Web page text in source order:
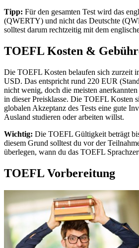
Tipp: Für den gesamten Test wird das
(QWERTY) und nicht das Deutschte
solltest darum rechtzeitig mit dem
TOEFL Kosten &
Die TOEFL Kosten belaufen sich zurzeit
USD. Das entspricht rund 220 EUR
nicht wenig, doch die meisten
in dieser Preisklasse. Die TOEFL Kosten
globalen Akzeptanz des Tests eine gute
Ausland studieren oder arbeiten willst.
Wichtig: Die TOEFL Gültigkeit beträgt
diesem Grund solltest du vor der
überlegen, wann du das TOEFL
TOEFL Vorbereitung